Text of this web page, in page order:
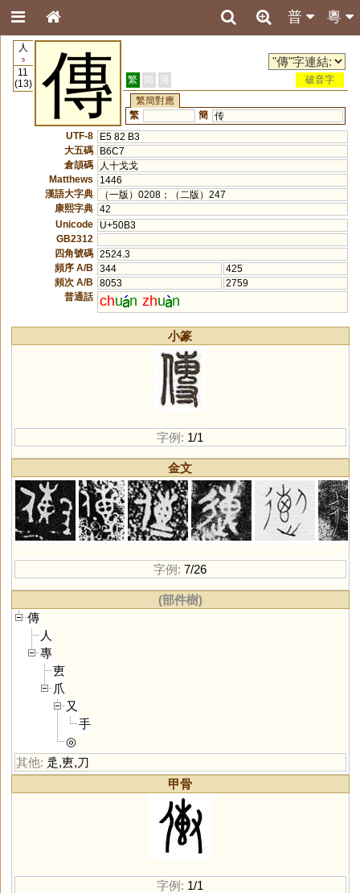
粵
普
人
9
11
(13)
傳 繁 簡 港
破音字
繁簡對應
繁
簡 传
UTF-8
E5 82 B3
大五碼
B6C7
倉頡碼
人十戈戈
Matthews
1446
漢語大字典
（一版）0208；（二版）247
康熙字典 42
Unicode
U+50B3
GB2312
四角號碼 2524.3
頻序 A/B
344
425
頻次 A/B
8053
2759
普通話 chu n zhu n
小篆
字例: 1/1
金文
字例: 7/26
(部件樹)
傳
人
專
叀
爪
又
手
◎
其他: 辵,叀,刀
甲骨
字例: 1/1